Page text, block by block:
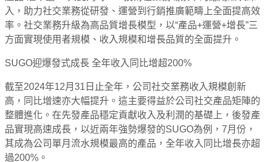
入，助力社交業務從研發、運營到行銷推廣範疇上全面提高效
率。社交業務升級為高品質增長模型，以“產品+運營+增長”三
方面實現使用者規模、收入規模和增長品質的全面提升。
SUGO迎爆發式成長 全年收入同比增超200%
截至2024年12月31日止全年，公司社交業務收入規模創新
高，同比增速亦大幅提升。這主要得益於公司社交產品矩陣的
整體進化。在先發產品穩定貢獻收入及利潤的基礎上，後發產
品實現高速成長，以近兩年強勢爆發的SUGO為例，7月份，
其成為公司單月流水規模最高的產品，全年收入同比增長亦超
過200%。